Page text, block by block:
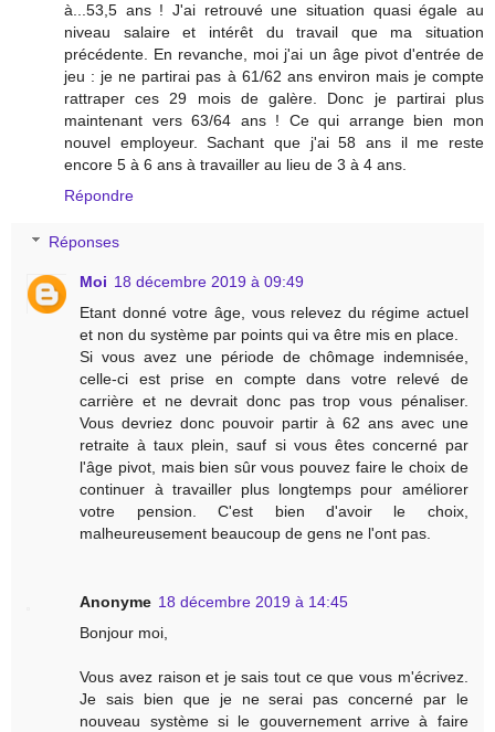
à...53,5 ans ! J'ai retrouvé une situation quasi égale au
niveau salaire et intérêt du travail que ma situation
précédente. En revanche, moi j'ai un âge pivot d'entrée de
jeu : je ne partirai pas à 61/62 ans environ mais je compte
rattraper ces 29 mois de galère. Donc je partirai plus
maintenant vers 63/64 ans ! Ce qui arrange bien mon
nouvel employeur. Sachant que j'ai 58 ans il me reste
encore 5 à 6 ans à travailler au lieu de 3 à 4 ans.
Répondre
Réponses
Moi 18 décembre 2019 à 09:49
Etant donné votre âge, vous relevez du régime actuel
et non du système par points qui va être mis en place.
Si vous avez une période de chômage indemnisée,
celle-ci est prise en compte dans votre relevé de
carrière et ne devrait donc pas trop vous pénaliser.
Vous devriez donc pouvoir partir à 62 ans avec une
retraite à taux plein, sauf si vous êtes concerné par
l'âge pivot, mais bien sûr vous pouvez faire le choix de
continuer à travailler plus longtemps pour améliorer
votre pension. C'est bien d'avoir le choix,
malheureusement beaucoup de gens ne l'ont pas.
Anonyme 18 décembre 2019 à 14:45
Bonjour moi,
Vous avez raison et je sais tout ce que vous m'écrivez.
Je sais bien que je ne serai pas concerné par le
nouveau système si le gouvernement arrive à faire